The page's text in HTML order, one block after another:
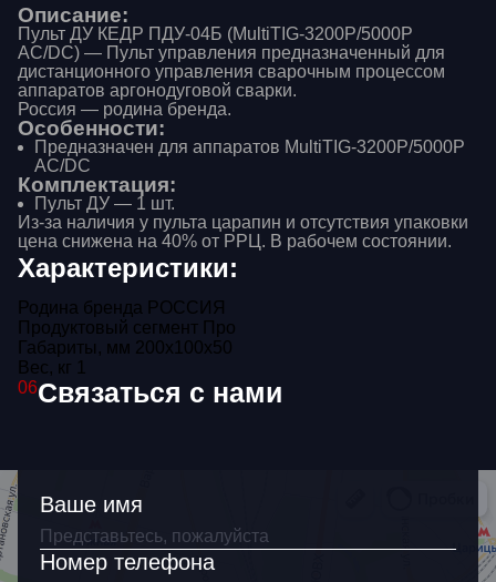
Сварочные горелки
Средства защиты
Описание:
Пульт ДУ КЕДР ПДУ-04Б (MultiTIG-3200P/5000P
AC/DC) — Пульт управления предназначенный для
дистанционного управления сварочным процессом
аппаратов аргонодуговой сварки.
Россия — родина бренда.
Особенности:
Предназначен для аппаратов MultiTIG-3200P/5000P
AC/DC
Комплектация:
Пульт ДУ — 1 шт.
Из-за наличия у пульта царапин и отсутствия упаковки
цена снижена на 40% от РРЦ. В рабочем состоянии.
Характеристики:
Родина бренда РОССИЯ
Продуктовый сегмент Про
Габариты, мм 200x100x50
Вес, кг 1
06Связаться с нами
Ваше имя
Номер телефона
Как связаться?